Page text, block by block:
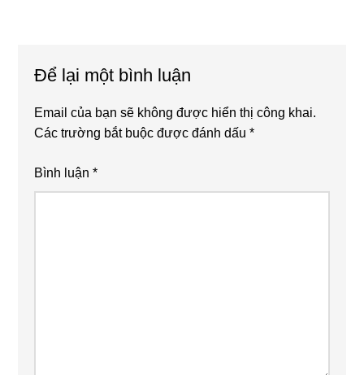
Interactions
Để lại một bình luận
Email của bạn sẽ không được hiển thị công khai.
Các trường bắt buộc được đánh dấu*
Bình luận*